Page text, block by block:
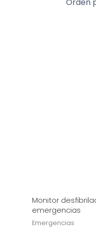
Monitor
emergencias
Emergencias